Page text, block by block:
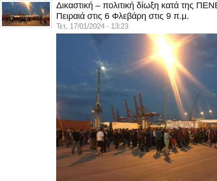
Δικαστική – πολιτική δίωξη κατά της
Πειραιά στις 6 Φλεβάρη στις 9 π.μ.
Τετ, 17/01/2024 - 13:23